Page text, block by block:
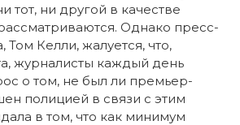
тот, ни другой в качестве
Однако пресс-
Том Келли, жалуется, что,
журналисты каждый день
о том, не был ли премьер-
полицией в связи с этим
в том, что как минимум